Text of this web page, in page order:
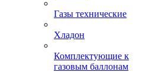
Газы технические
Хладон
Комплектующие к
газовым баллонам